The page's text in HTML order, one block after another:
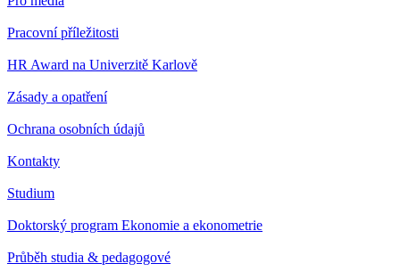
Pracovní příležitosti
HR Award na Univerzitě Karlově
Zásady a opatření
Ochrana osobních údajů
Kontakty
Studium
Doktorský program Ekonomie a ekonometrie
Průběh studia & pedagogové